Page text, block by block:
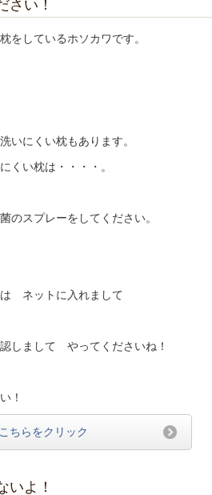
さい！
をしているホソカワです。
にくい枕もあります。
くい枕は・・・・。
のスプレーをしてください。
ネットに入れまして
しまして やってくださいね！
！
ちらをクリック
いよ！